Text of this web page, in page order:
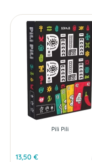
Pili Pili
13,50 €